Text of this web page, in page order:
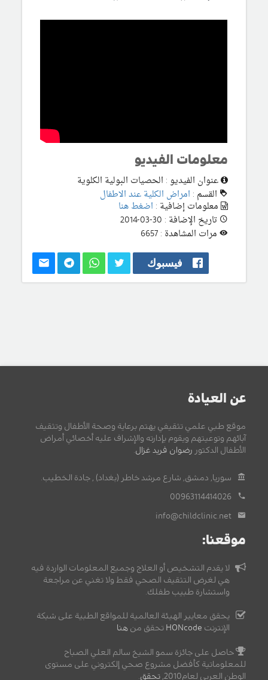
معلومات الفيديو
عنوان الفيديو : الحصيات البولية الكلوية
القسم : امراض الكلية عند الاطفال
معلومات إضافية : اضغط هنا
تاريخ الإضافة : 30-03-2014
مرات المشاهدة : 6657
فيسبوك
عن العيادة
موقع طبي علمي تثقيفي يهتم برعاية وصحة الأطفال وتثقيف
آبائهم وتوعيتهم ويقوم بإدارته والإشراف عليه أخصائي أمراض
الأطفال الدكتور رضوان فريد غزال.
سوريا, دمشق, شارع مرشد خاطر (بغداد) , جادة الخطيب.
00963114414026
info@childclinic.net
موقعنا:
لا يقدم التشخيص أو العلاج وجميع المعلومات الواردة فيه
هي لغرض التثقيف الصحي فقط ولا تغني عن مراجعة
واستشارة طبيب طفلك.
يحقق معايير الهيئة العالمية للمواقع الطبية على شبكة
الإنترنت HONcode تحقق من هنا
حاصل على جائزة سمو الشيخ سالم العلي الصباح
للمعلوماتية كأفضل مشروع صحي إلكتروني على مستوى
الوطن العربي لعام2010,
تحقق.